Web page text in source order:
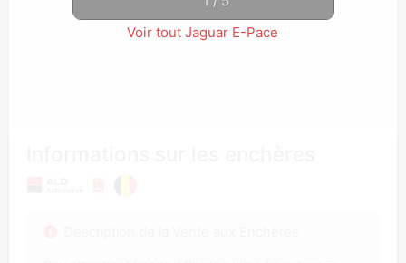
Voir tout Jaguar E-Pace